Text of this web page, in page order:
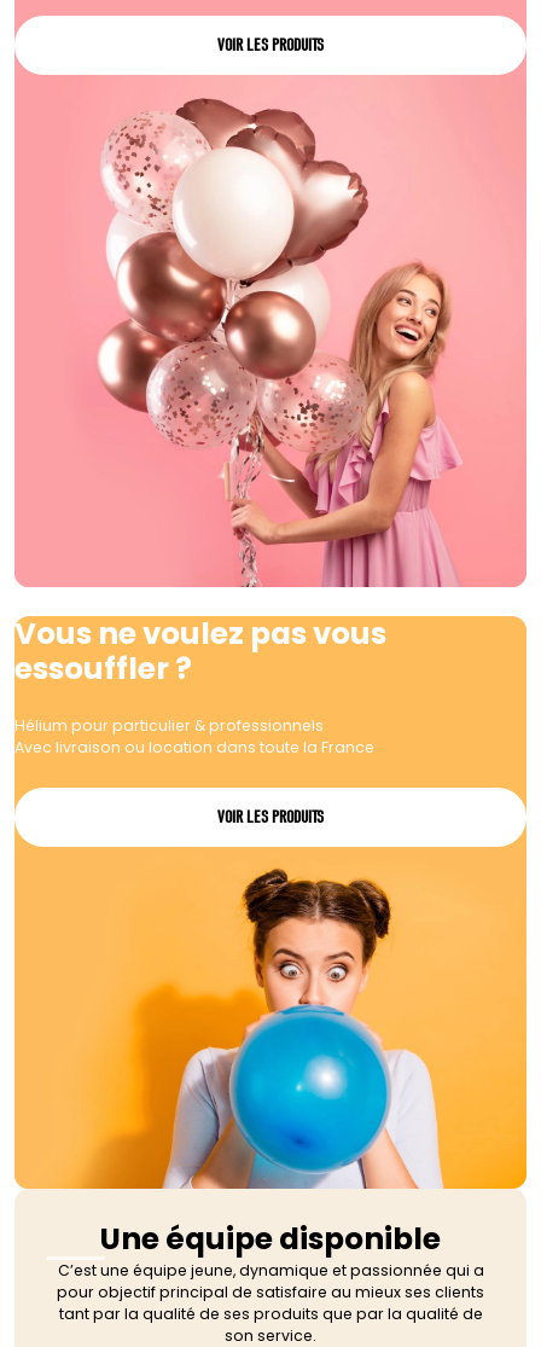
VOIR LES PRODUITS
Vous ne voulez pas vous
essouffler ?
Hélium pour particulier & professionnels
Avec livraison ou location dans toute la France
VOIR LES PRODUITS
Une équipe disponible
C’est une équipe jeune, dynamique et passionnée qui a
pour objectif principal de satisfaire au mieux ses clients
tant par la qualité de ses produits que par la qualité de
son service.